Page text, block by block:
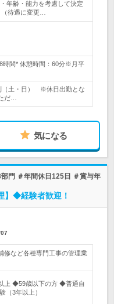
年齢・能力を考慮して決定
待遇に変更…
時間* 休憩時間：60分※月平
（土・日） ※休日出勤とな
だ…
気になる
門 ＃年間休日125日 ＃賞与年
】◆経験者歓迎！
修など各種専門工事の管理業
上 ◆59歳以下の方 ◆普通自
（3年以上）